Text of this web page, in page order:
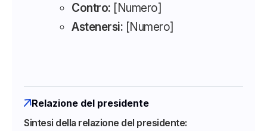
Contro: [Numero]
Astenersi: [Numero]
Relazione del presidente
Sintesi della relazione del presidente: